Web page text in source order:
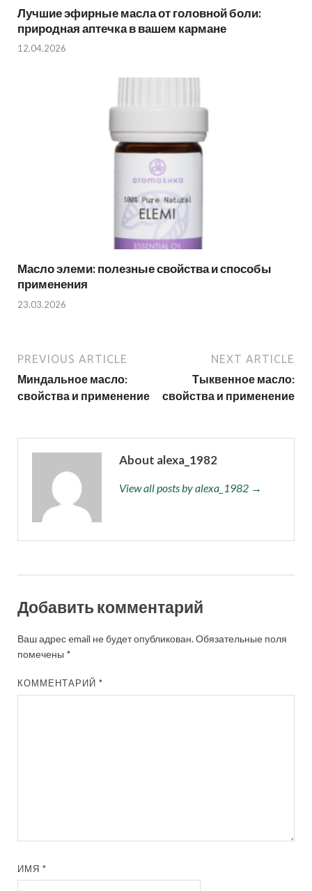
Лучшие эфирные масла от головной боли:
природная аптечка в вашем кармане
12.04.2026
Масло элеми: полезные свойства и способы
применения
23.03.2026
PREVIOUS ARTICLE
Миндальное масло:
свойства и применение
NEXT ARTICLE
Тыквенное масло:
свойства и применение
About alexa_1982
View all posts by alexa_1982 →
Добавить комментарий
Ваш адрес email не будет опубликован.Обязательные поля
помечены *
КОММЕНТАРИЙ*
ИМЯ*